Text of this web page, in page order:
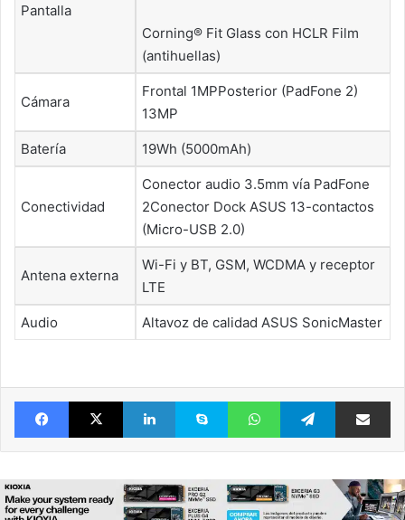
Pantalla
Corning® Fit Glass con HCLR Film
(antihuellas)
Cámara
Frontal 1MPPosterior (PadFone 2)
13MP
Batería 19Wh (5000mAh)
Conectividad
Conector audio 3.5mm vía PadFone
2Conector Dock ASUS 13-contactos
(Micro-USB 2.0)
Antena externa
Wi-Fi y BT, GSM, WCDMA y receptor
LTE
Audio Altavoz de calidad ASUS SonicMaster
FacebookX LinkedIn Skype WhatsAppTelegram